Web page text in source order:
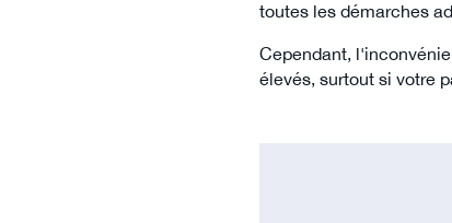
toutes les démarches
Cependant,
élevés, surtout si votre